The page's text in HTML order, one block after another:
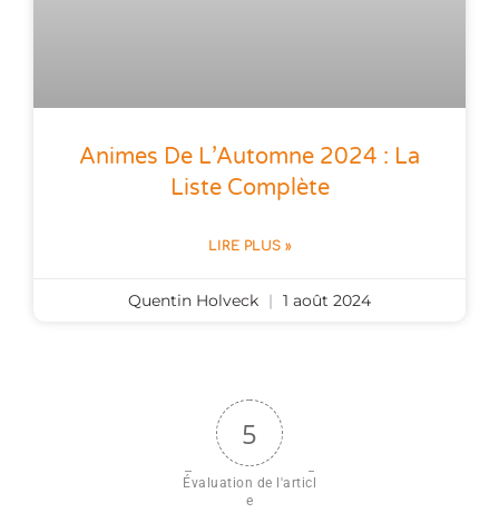
Animes De L’Automne 2024 : La
Liste Complète
LIRE PLUS »
Quentin Holveck 1 août 2024
5
Évaluation de l'articl
e